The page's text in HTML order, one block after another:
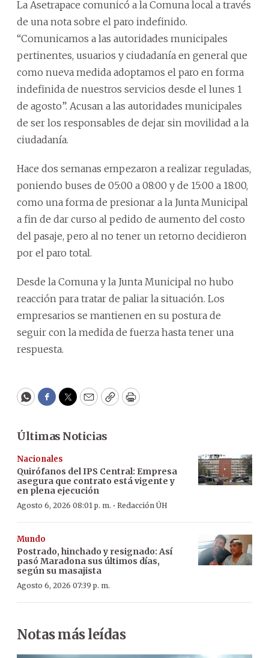
La Asetrapace comunicó a la Comuna local a través
de una nota sobre el paro indefinido.
“Comunicamos a las autoridades municipales
pertinentes, usuarios y ciudadanía en general que
como nueva medida adoptamos el paro en forma
indefinida de nuestros servicios desde el lunes 1
de agosto”. Acusan a las autoridades municipales
de ser los responsables de dejar sin movilidad a la
ciudadanía.
Hace dos semanas empezaron a realizar reguladas,
poniendo buses de 05:00 a 08:00 y de 15:00 a 18:00,
como una forma de presionar a la Junta Municipal
a fin de dar curso al pedido de aumento del costo
del pasaje, pero al no tener un retorno decidieron
por el paro total.
Desde la Comuna y la Junta Municipal no hubo
reacción para tratar de paliar la situación. Los
empresarios se mantienen en su postura de
seguir con la medida de fuerza hasta tener una
respuesta.
WhatsApp
Facebook
Twitter
EmailCopyPrint
Últimas Noticias
Nacionales
Quirófanos del IPS Central: Empresa
asegura que contrato está vigente y
en plena ejecución
Agosto 6, 2026 08:01 p. m. · Redacción ÚH
Mundo
Postrado, hinchado y resignado: Así
pasó Maradona sus últimos días,
según su masajista
Agosto 6, 2026 07:39 p. m.
Notas más leídas